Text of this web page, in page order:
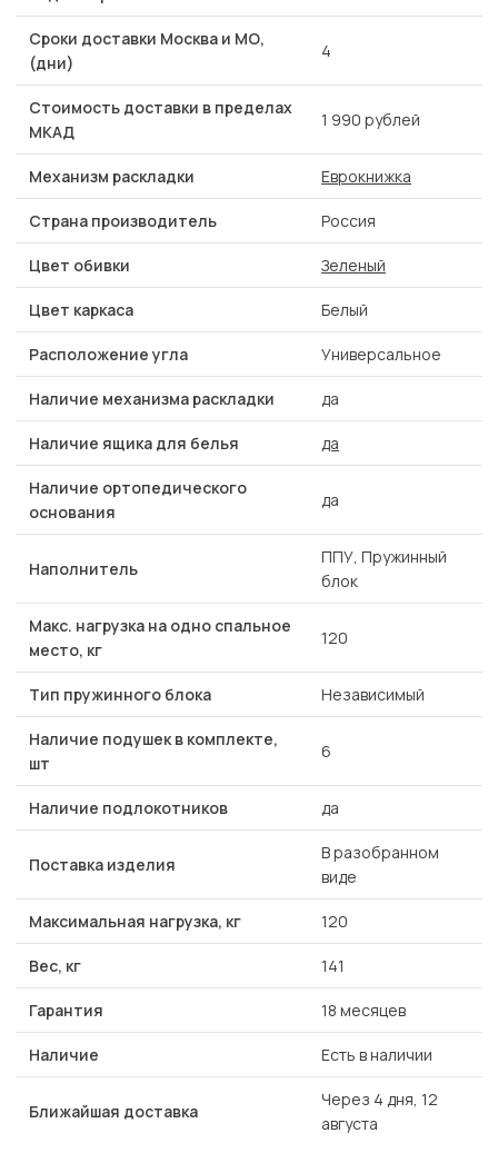
Сроки доставки Москва и МО,
(дни)
4
Стоимость доставки в пределах
МКАД
1 990 рублей
Механизм раскладки Еврокнижка
Страна производитель Россия
Цвет обивки Зеленый
Цвет каркаса Белый
Расположение угла Универсальное
Наличие механизма раскладки да
Наличие ящика для белья да
Наличие ортопедического
основания
да
Наполнитель
ППУ, Пружинный
блок
Макс. нагрузка на одно спальное
место, кг
120
Тип пружинного блока Независимый
Наличие подушек в комплекте,
шт
6
Наличие подлокотников да
Поставка изделия
В разобранном
виде
Максимальная нагрузка, кг 120
Вес, кг 141
Гарантия 18 месяцев
Наличие Есть в наличии
Ближайшая доставка
Через 4 дня, 12
августа